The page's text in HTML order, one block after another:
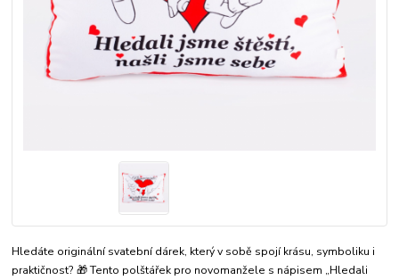
Hledáte originální svatební dárek, který v sobě spojí krásu, symboliku i
praktičnost? 🎁 Tento polštářek pro novomanžele s nápisem „Hledali